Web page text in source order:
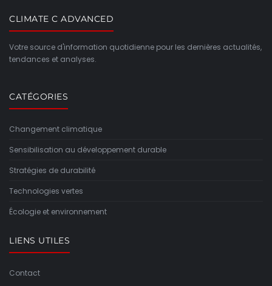
CLIMATE C ADVANCED
Votre source d'information quotidienne pour les dernières actualités,
tendances et analyses.
CATÉGORIES
Changement climatique
Sensibilisation au développement durable
Stratégies de durabilité
Technologies vertes
Écologie et environnement
LIENS UTILES
Contact